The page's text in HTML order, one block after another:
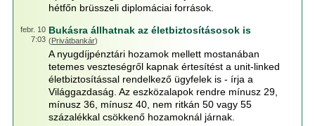
hétfőn brüsszeli diplomáciai források.
febr. 10
7:03
Bukásra állhatnak az életbiztosításosok is
(Privátbankár)
A nyugdíjpénztári hozamok mellett mostanában
tetemes veszteségről kapnak értesítést a unit-linked
életbiztosítással rendelkező ügyfelek is - írja a
Világgazdaság. Az eszközalapok rendre mínusz 29,
mínusz 36, mínusz 40, nem ritkán 50 vagy 55
százalékkal csökkenő hozamoknál járnak.